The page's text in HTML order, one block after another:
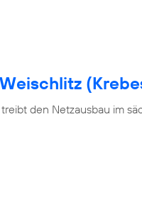
den Netzausbau im